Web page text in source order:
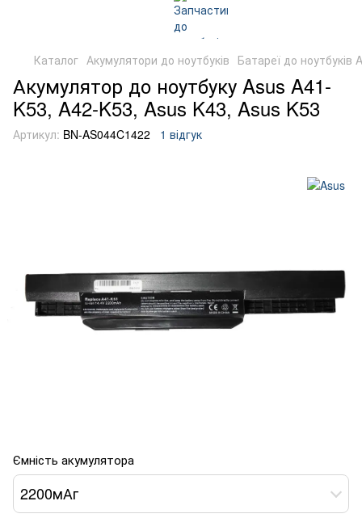
Каталог Акумулятори до ноутбуків Батареї до ноутбуків
Акумулятор до ноутбуку Asus A41-
K53, A42-K53, Asus K43, Asus K53
Артикул: BN-AS044C1422 1 відгук
Ємність акумулятора
2200мАг